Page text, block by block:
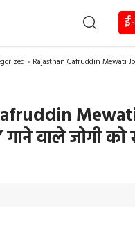
» Rajasthan Gafruddin Mewati Jogi: ‘पांडुन का कड़ा’ गाने वाले
वाले जोगी को